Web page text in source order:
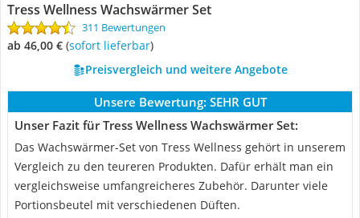
Tress Wellness Wachswärmer Set
311 Bewertungen
ab 46,00 € ( Sofort lieferbar)
Preisvergleich und weitere Angebote
Unsere Bewertung: SEHR GUT
Unser Fazit für Tress Wellness Wachswärmer Set:
Das Wachswärmer-Set von Tress Wellness gehört in unserem
Vergleich zu den teureren Produkten. Dafür erhält man ein
vergleichsweise umfangreicheres Zubehör. Darunter viele
Portionsbeutel mit verschiedenen Düften.